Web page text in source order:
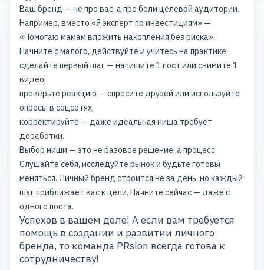
Ваш бренд — не про вас, а про боли целевой аудитории.
Например, вместо «Я эксперт по инвестициям» —
«Помогаю мамам вложить накопления без риска».
Начните с малого, действуйте и учитесь на практике:
сделайте первый шаг — напишите 1 пост или снимите 1
видео;
проверьте реакцию — спросите друзей или используйте
опросы в соцсетях;
корректируйте — даже идеальная ниша требует
доработки.
Выбор ниши — это не разовое решение, а процесс.
Слушайте себя, исследуйте рынок и будьте готовы
меняться. Личный бренд строится не за день, но каждый
шаг приближает вас к цели. Начните сейчас — даже с
одного поста.
Успехов в вашем деле! А если вам требуется
помощь в создании и развитии личного
бренда, то команда PRslon всегда готова к
сотрудничеству!